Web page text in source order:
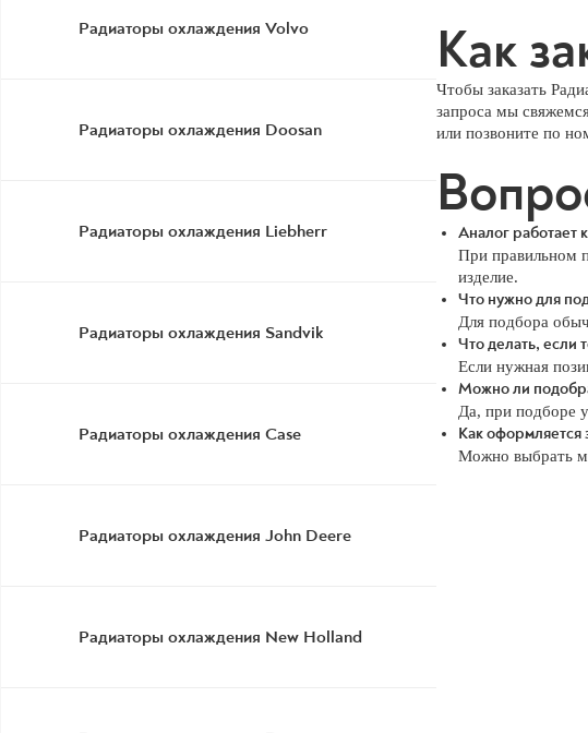
Радиаторы охлаждения Volvo
Радиаторы охлаждения Doosan
Радиаторы охлаждения Liebherr
Радиаторы охлаждения Sandvik
Радиаторы охлаждения Case
Радиаторы охлаждения John Deere
Радиаторы охлаждения New Holland
Как
Чтобы заказать
запроса мы
или позвоните по
Аналог работает
При правильном
изделие.
Что нужно для
Для подбора
Что делать, если
Если нужная
Можно ли
Да, при подборе
Как оформляется
Можно выбрать